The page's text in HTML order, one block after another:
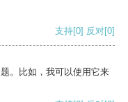
支持[0] 反对[0]
。比如，我可以使用它来